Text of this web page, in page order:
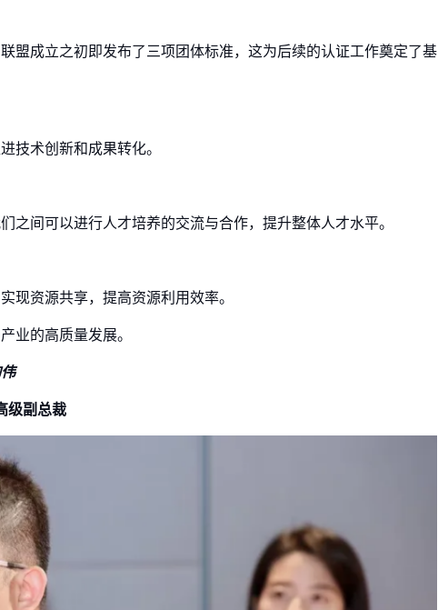
盟成立之初即发布了三项团体标准，这为后续的认证工作奠定了基
技术创新和成果转化。
间可以进行人才培养的交流与合作，提升整体人才水平。
现资源共享，提高资源利用效率。
业的高质量发展。
级副总裁